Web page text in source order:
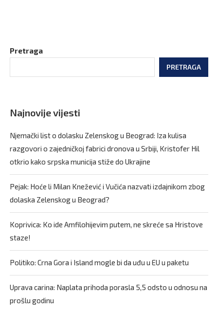
Pretraga
PRETRAGA
Najnovije vijesti
Njemački list o dolasku Zelenskog u Beograd: Iza kulisa
razgovori o zajedničkoj fabrici dronova u Srbiji, Kristofer Hil
otkrio kako srpska municija stiže do Ukrajine
Pejak: Hoće li Milan Knežević i Vučića nazvati izdajnikom zbog
dolaska Zelenskog u Beograd?
Koprivica: Ko ide Amfilohijevim putem, ne skreće sa Hristove
staze!
Politiko: Crna Gora i Island mogle bi da uđu u EU u paketu
Uprava carina: Naplata prihoda porasla 5,5 odsto u odnosu na
prošlu godinu